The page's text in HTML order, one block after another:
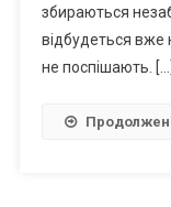
збираються
відбудеться вже
не поспішають. […]